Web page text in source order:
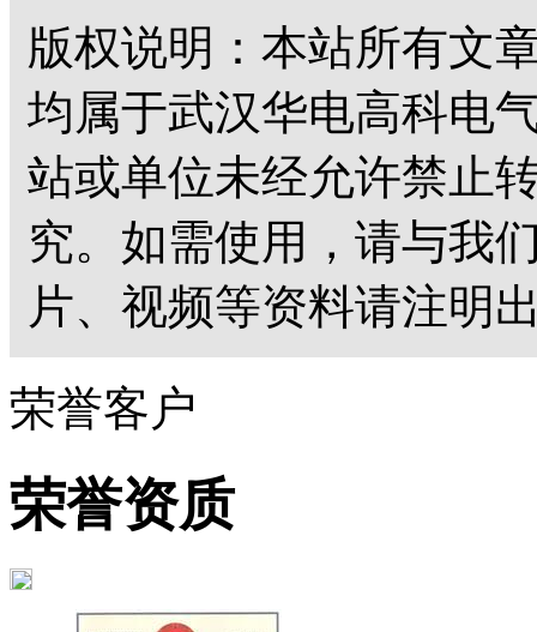
版权说明：本站所有文
均属于武汉华电高科电
站或单位未经允许禁止
究。如需使用，请与我
片、视频等资料请注明
荣誉客户
荣誉资质